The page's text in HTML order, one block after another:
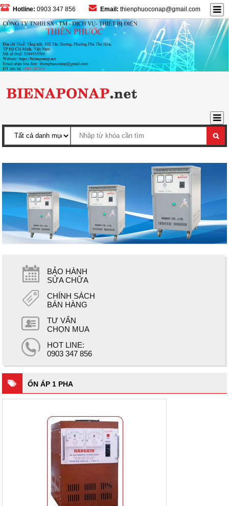
Hotline: 0903 347 856 Email: thienphuoconap@gmail.com
BẢO HÀNH
SỬA CHỮA
CHÍNH SÁCH
BÁN HÀNG
TƯ VẤN
CHỌN MUA
HOT LINE:
0903 347 856
ỔN ÁP 1 PHA